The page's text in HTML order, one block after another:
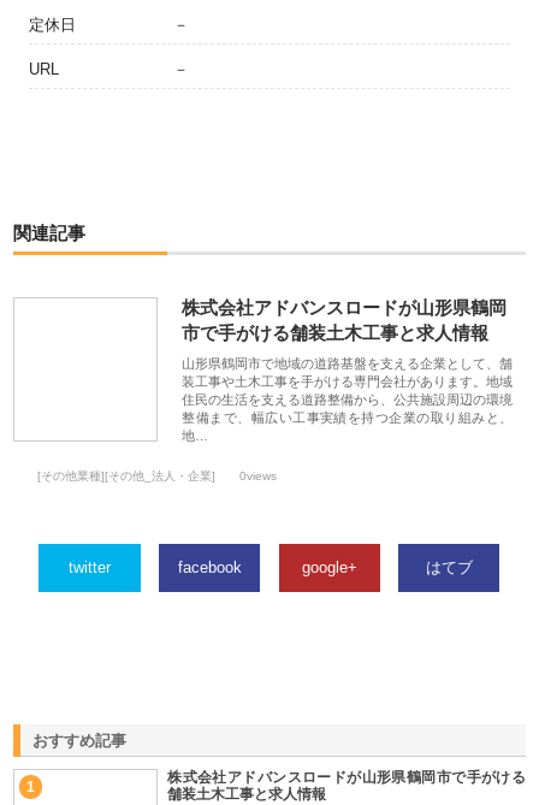
定休日 －
URL －
関連記事
株式会社アドバンスロードが山形県鶴岡
市で手がける舗装土木工事と求人情報
山形県鶴岡市で地域の道路基盤を支える企業として、舗
装工事や土木工事を手がける専門会社があります。地域
住民の生活を支える道路整備から、公共施設周辺の環境
整備まで、幅広い工事実績を持つ企業の取り組みと、
地…
[その他業種][その他_法人・企業] 0views
twitter facebook google+ はてブ
おすすめ記事
1
株式会社アドバンスロードが山形県鶴岡市で手がける
舗装土木工事と求人情報